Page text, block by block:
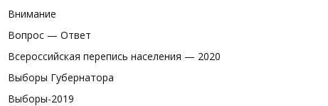
Внимание
Вопрос — Ответ
Всероссийская перепись населения — 2020
Выборы Губернатора
Выборы-2019